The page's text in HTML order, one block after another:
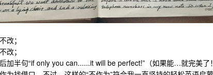
；
；
半句“if only you can......it will be perfect!”（如果能…就完美了